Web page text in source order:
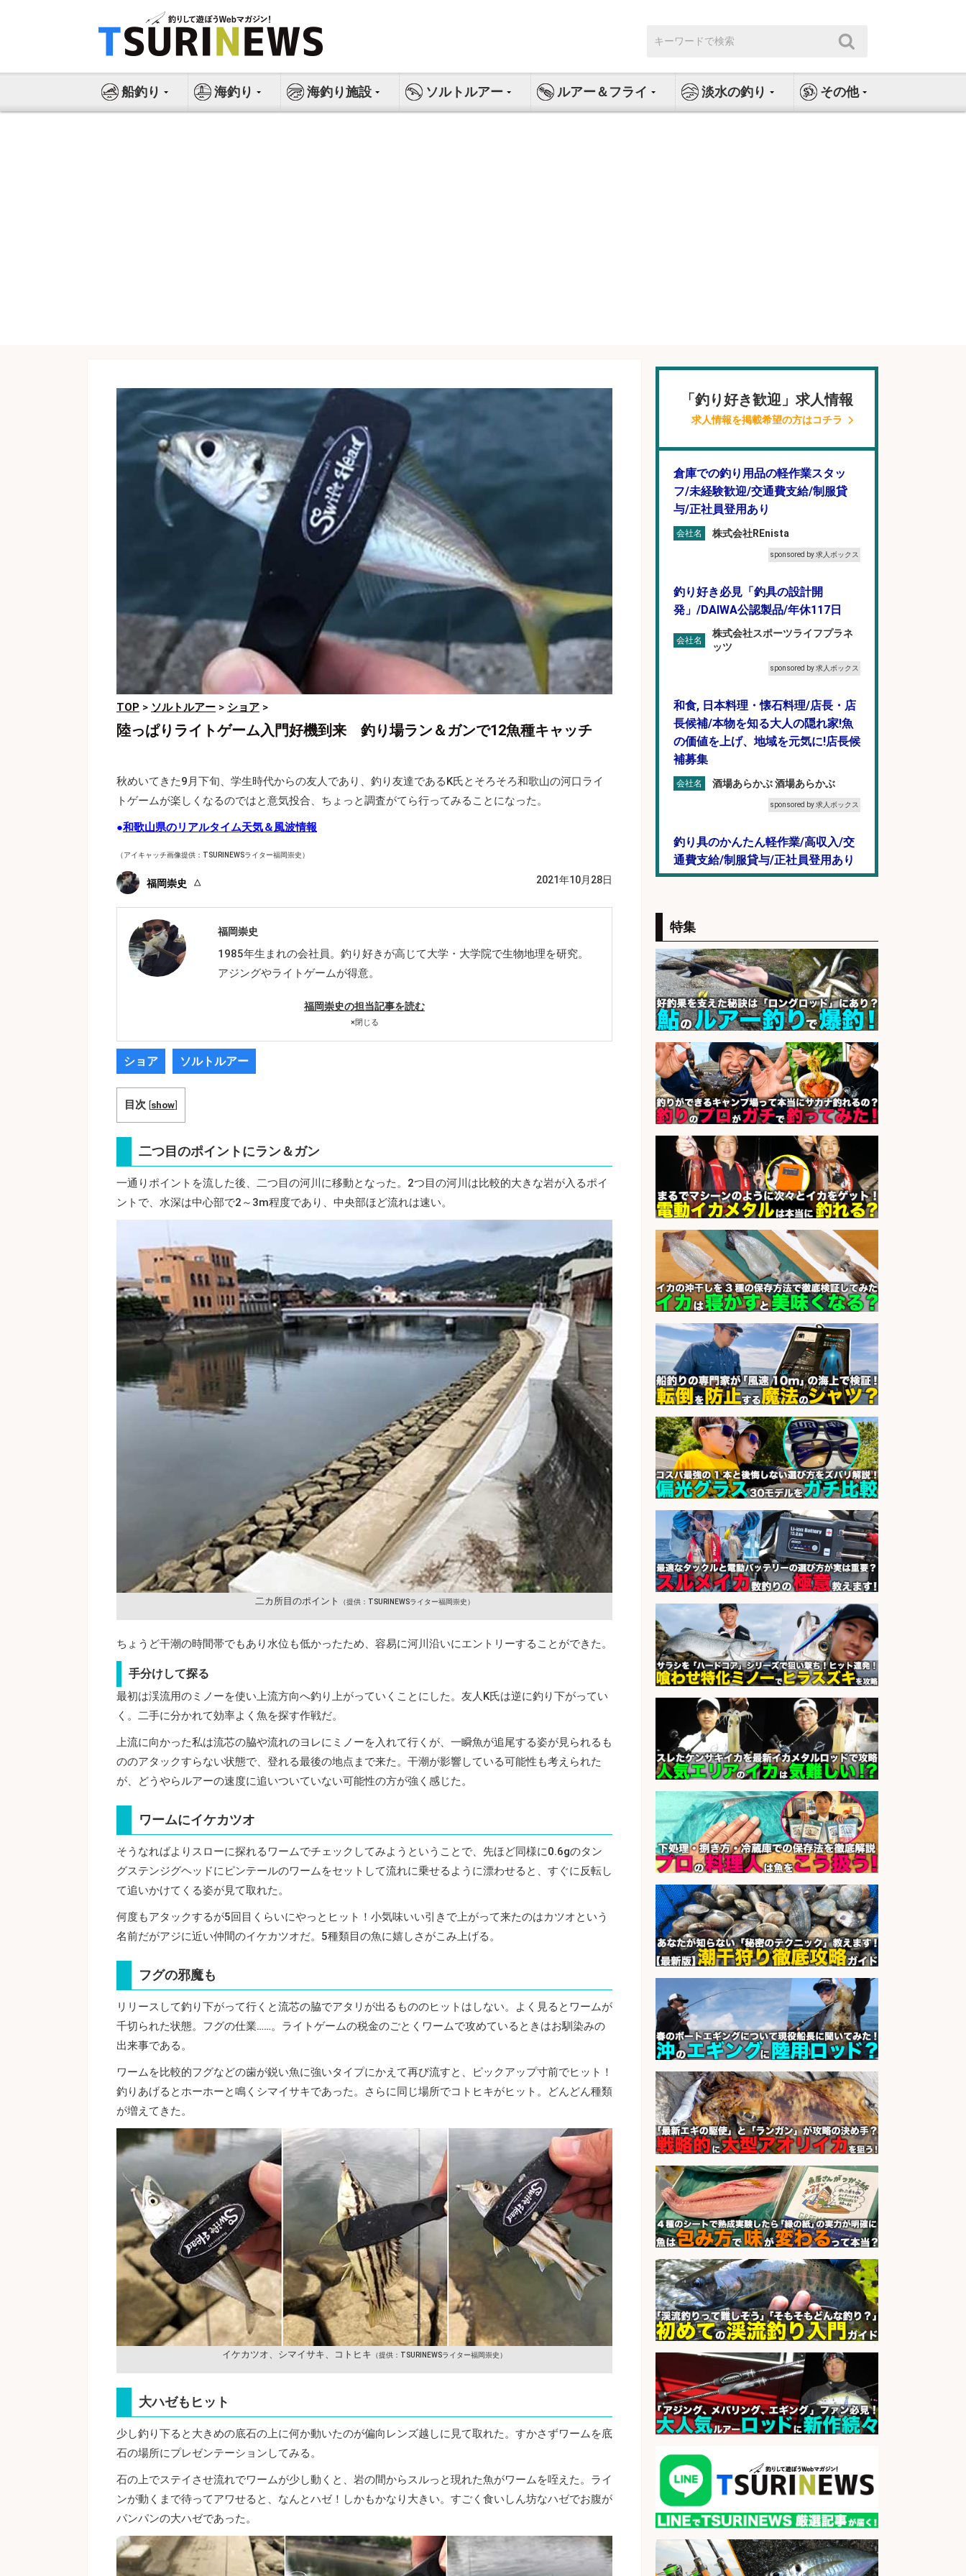
ス
索:
船釣り 海釣り 海釣り施設 ソルトルアー ルアー＆フライ 淡水の釣り その他
TOP > ソルトルアー > ショア >
陸っぱりライトゲーム入門好機到来 釣り場ラン＆ガンで12魚種キャッチ
秋めいてきた9月下旬、学生時代からの友人であり、釣り友達であるK氏とそろそろ和歌山の河口ライ
トゲームが楽しくなるのではと意気投合、ちょっと調査がてら行ってみることになった。
●和歌山県のリアルタイム天気＆風波情報
（アイキャッチ画像提供：TSURINEWSライター福岡崇史）
福岡崇史 2021年10月28日
福岡崇史
1985年生まれの会社員。釣り好きが高じて大学・大学院で生物地理を研究。
アジングやライトゲームが得意。
福岡崇史の担当記事を読む
×閉じる
ショア ソルトルアー
目次 [show]
二つ目のポイントにラン＆ガン
一通りポイントを流した後、二つ目の河川に移動となった。2つ目の河川は比較的大きな岩が入るポイ
ントで、水深は中心部で2～3m程度であり、中央部ほど流れは速い。
二カ所目のポイント （提供：TSURINEWSライター福岡崇史）
ちょうど干潮の時間帯でもあり水位も低かったため、容易に河川沿いにエントリーすることができた。
手分けして探る
最初は渓流用のミノーを使い上流方向へ釣り上がっていくことにした。友人K氏は逆に釣り下がってい
く。二手に分かれて効率よく魚を探す作戦だ。
上流に向かった私は流芯の脇や流れのヨレにミノーを入れて行くが、一瞬魚が追尾する姿が見られるも
ののアタックすらない状態で、登れる最後の地点まで来た。干潮が影響している可能性も考えられた
が、どうやらルアーの速度に追いついていない可能性の方が強く感じた。
ワームにイケカツオ
そうなればよりスローに探れるワームでチェックしてみようということで、先ほど同様に0.6gのタン
グステンジグヘッドにピンテールのワームをセットして流れに乗せるように漂わせると、すぐに反転し
て追いかけてくる姿が見て取れた。
何度もアタックするが5回目くらいにやっとヒット！小気味いい引きで上がって来たのはカツオという
名前だがアジに近い仲間のイケカツオだ。5種類目の魚に嬉しさがこみ上げる。
フグの邪魔も
リリースして釣り下がって行くと流芯の脇でアタリが出るもののヒットはしない。よく見るとワームが
千切られた状態。フグの仕業……。ライトゲームの税金のごとくワームで攻めているときはお馴染みの
出来事である。
ワームを比較的フグなどの歯が鋭い魚に強いタイプにかえて再び流すと、ピックアップ寸前でヒット！
釣りあげるとホーホーと鳴くシマイサキであった。さらに同じ場所でコトヒキがヒット。どんどん種類
が増えてきた。
イケカツオ、シマイサキ、コトヒキ （提供：TSURINEWSライター福岡崇史）
大ハゼもヒット
少し釣り下ると大きめの底石の上に何か動いたのが偏向レンズ越しに見て取れた。すかさずワームを底
石の場所にプレゼンテーションしてみる。
石の上でステイさせ流れでワームが少し動くと、岩の間からスルっと現れた魚がワームを咥えた。ライ
ンが動くまで待ってアワせると、なんとハゼ！しかもかなり大きい。すごく食いしん坊なハゼでお腹が
パンパンの大ハゼであった。
「釣り好き歓迎」求人情報
求人情報を掲載希望の方はコチラ
倉庫での釣り用品の軽作業スタッ
フ/未経験歓迎/交通費支給/制服貸
与/正社員登用あり
会社名 株式会社REnista
sponsored by 求人ボックス
釣り好き必見「釣具の設計開
発」/DAIWA公認製品/年休117日
会社名
株式会社スポーツライフプラネ
ッツ
sponsored by 求人ボックス
和食, 日本料理・懐石料理/店長・店
長候補/本物を知る大人の隠れ家!魚
の価値を上げ、地域を元気に!店長候
補募集
会社名 酒場あらかぶ 酒場あらかぶ
sponsored by 求人ボックス
釣り具のかんたん軽作業/高収入/交
通費支給/制服貸与/正社員登用あり
仕分け・シール貼り/釣り具などの
出荷作業/兵庫県/神戸市北区
会社名 UTエージェント株式会社
sponsored by 求人ボックス
倉庫での釣り用品の軽作業スタッ
フ/未経験歓迎/交通費支給/制服貸
与/正社員登用あり
会社名 株式会社REnista
sponsored by 求人ボックス
福岡「現場監督」/釣り好き歓迎/残
業10時間/経験者歓迎
会社名 広松久水産株式会社
釣り具などの出荷作業
会社名 UTエージェント株式会社
sponsored by 求人ボックス
魚の「バイヤー」貴方の目利きでヒ
ットを生む、裁量バイヤー募集
会社名 株式会社コムライン
精肉・青果・鮮魚販売/志布志市周
辺でお魚のカットや商品の陳列スタ
ッフ/未経験歓迎×残業少なめ×車通
勤OK/鹿児島県/志布志市
会社名 株式会社ホットスタッフ鹿児島
sponsored by 求人ボックス
特集